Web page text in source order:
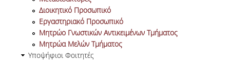
ΕΡΓΑΣΤΗΡΙΑΚΟ ΠΡΟΣΩΠΙΚΟ
ΜΗΤΡΩΟ ΓΝΩΣΤΙΚΩΝ ΑΝΤΙΚΕΙΜΕΝΩΝ
ΤΜΗΜΑΤΟΣ
Διοικητικό Προσωπικό
Εργαστηριακό Προσωπικό
Μητρώο Γνωστικών Αντικειμένων Τμήματος
Μητρώα Μελών Τμήματος
Υποψήφιοι Φοιτητές